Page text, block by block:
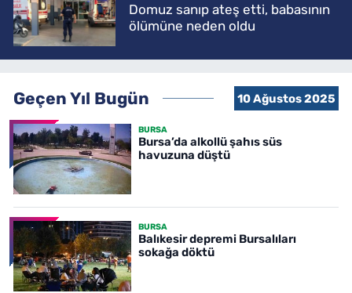
Domuz sanıp ateş etti, babasının
ölümüne neden oldu
Geçen Yıl Bugün 10 Ağustos 2025
BURSA
Bursa’da alkollü şahıs süs
havuzuna düştü
BURSA
Balıkesir depremi Bursalıları
sokağa döktü